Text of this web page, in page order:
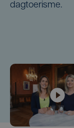
dagtoerisme.